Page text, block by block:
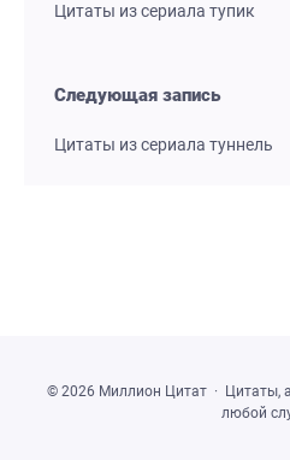
Цитаты из сериала тупик
Следующая запись
Цитаты из сериала туннель
© 2026 Миллион Цитат ·
Цитаты,
любой